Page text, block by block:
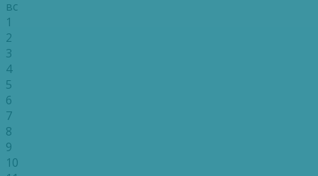
вс
1
2
3
4
5
6
7
8
9
10